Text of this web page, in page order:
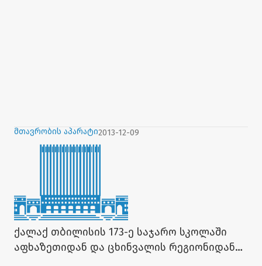
მთავრობის აპარატი2013-12-09
ქალაქ თბილისის 173-ე საჯარო სკოლაში
აფხაზეთიდან და ცხინვალის რეგიონიდან